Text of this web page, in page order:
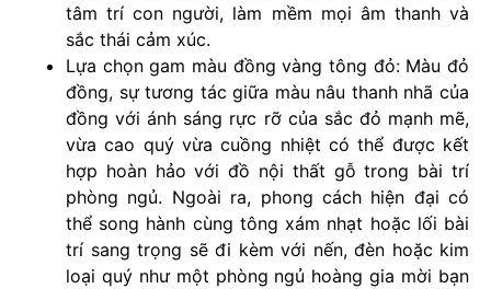
tâm trí con người, làm mềm mọi âm thanh và
sắc thái cảm xúc.
Lựa chọn gam màu đồng vàng tông đỏ: Màu đỏ
đồng, sự tương tác giữa màu nâu thanh nhã của
đồng với ánh sáng rực rỡ của sắc đỏ mạnh mẽ,
vừa cao quý vừa cuồng nhiệt có thể được kết
hợp hoàn hảo với đồ nội thất gỗ trong bài trí
phòng ngủ. Ngoài ra, phong cách hiện đại có
thể song hành cùng tông xám nhạt hoặc lối bài
trí sang trọng sẽ đi kèm với nến, đèn hoặc kim
loại quý như một phòng ngủ hoàng gia mời bạn